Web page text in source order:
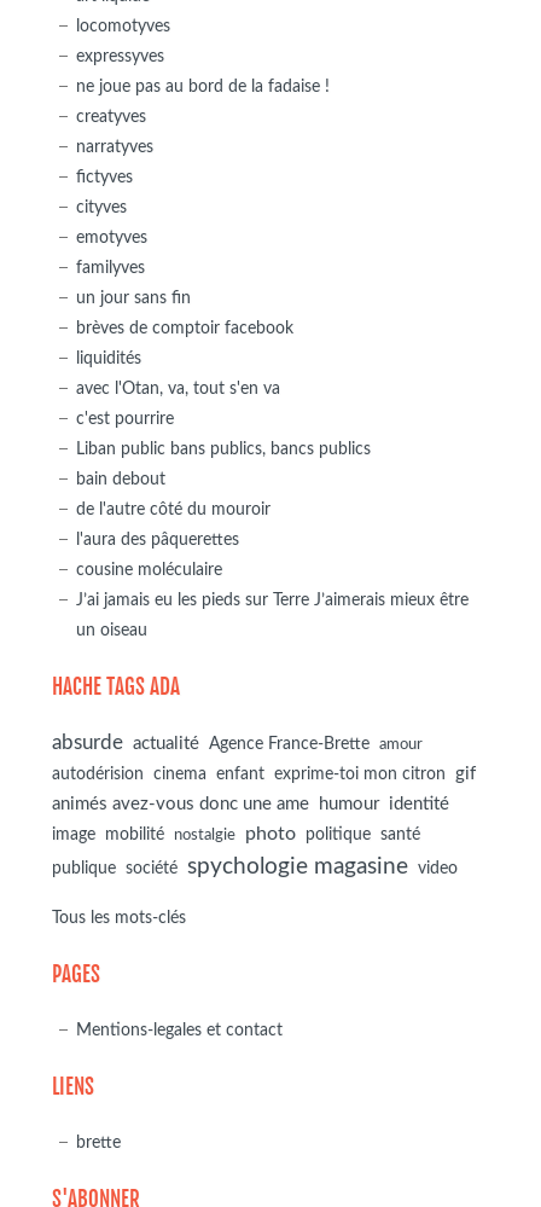
locomotyves
expressyves
ne joue pas au bord de la fadaise !
creatyves
narratyves
fictyves
cityves
emotyves
familyves
un jour sans fin
brèves de comptoir facebook
liquidités
avec l'Otan, va, tout s'en va
c'est pourrire
Liban public bans publics, bancs publics
bain debout
de l'autre côté du mouroir
l'aura des pâquerettes
cousine moléculaire
J’ai jamais eu les pieds sur Terre J’aimerais mieux être
un oiseau
HACHE TAGS ADA
absurde actualité Agence France-Brette amour
autodérision cinema enfant exprime-toi mon citron
gif
animés avez-vous donc une ame
humour identité
image mobilité nostalgie photo politique
santé
publique
société spychologie magasine video
Tous les mots-clés
PAGES
Mentions-legales et contact
LIENS
brette
S'ABONNER